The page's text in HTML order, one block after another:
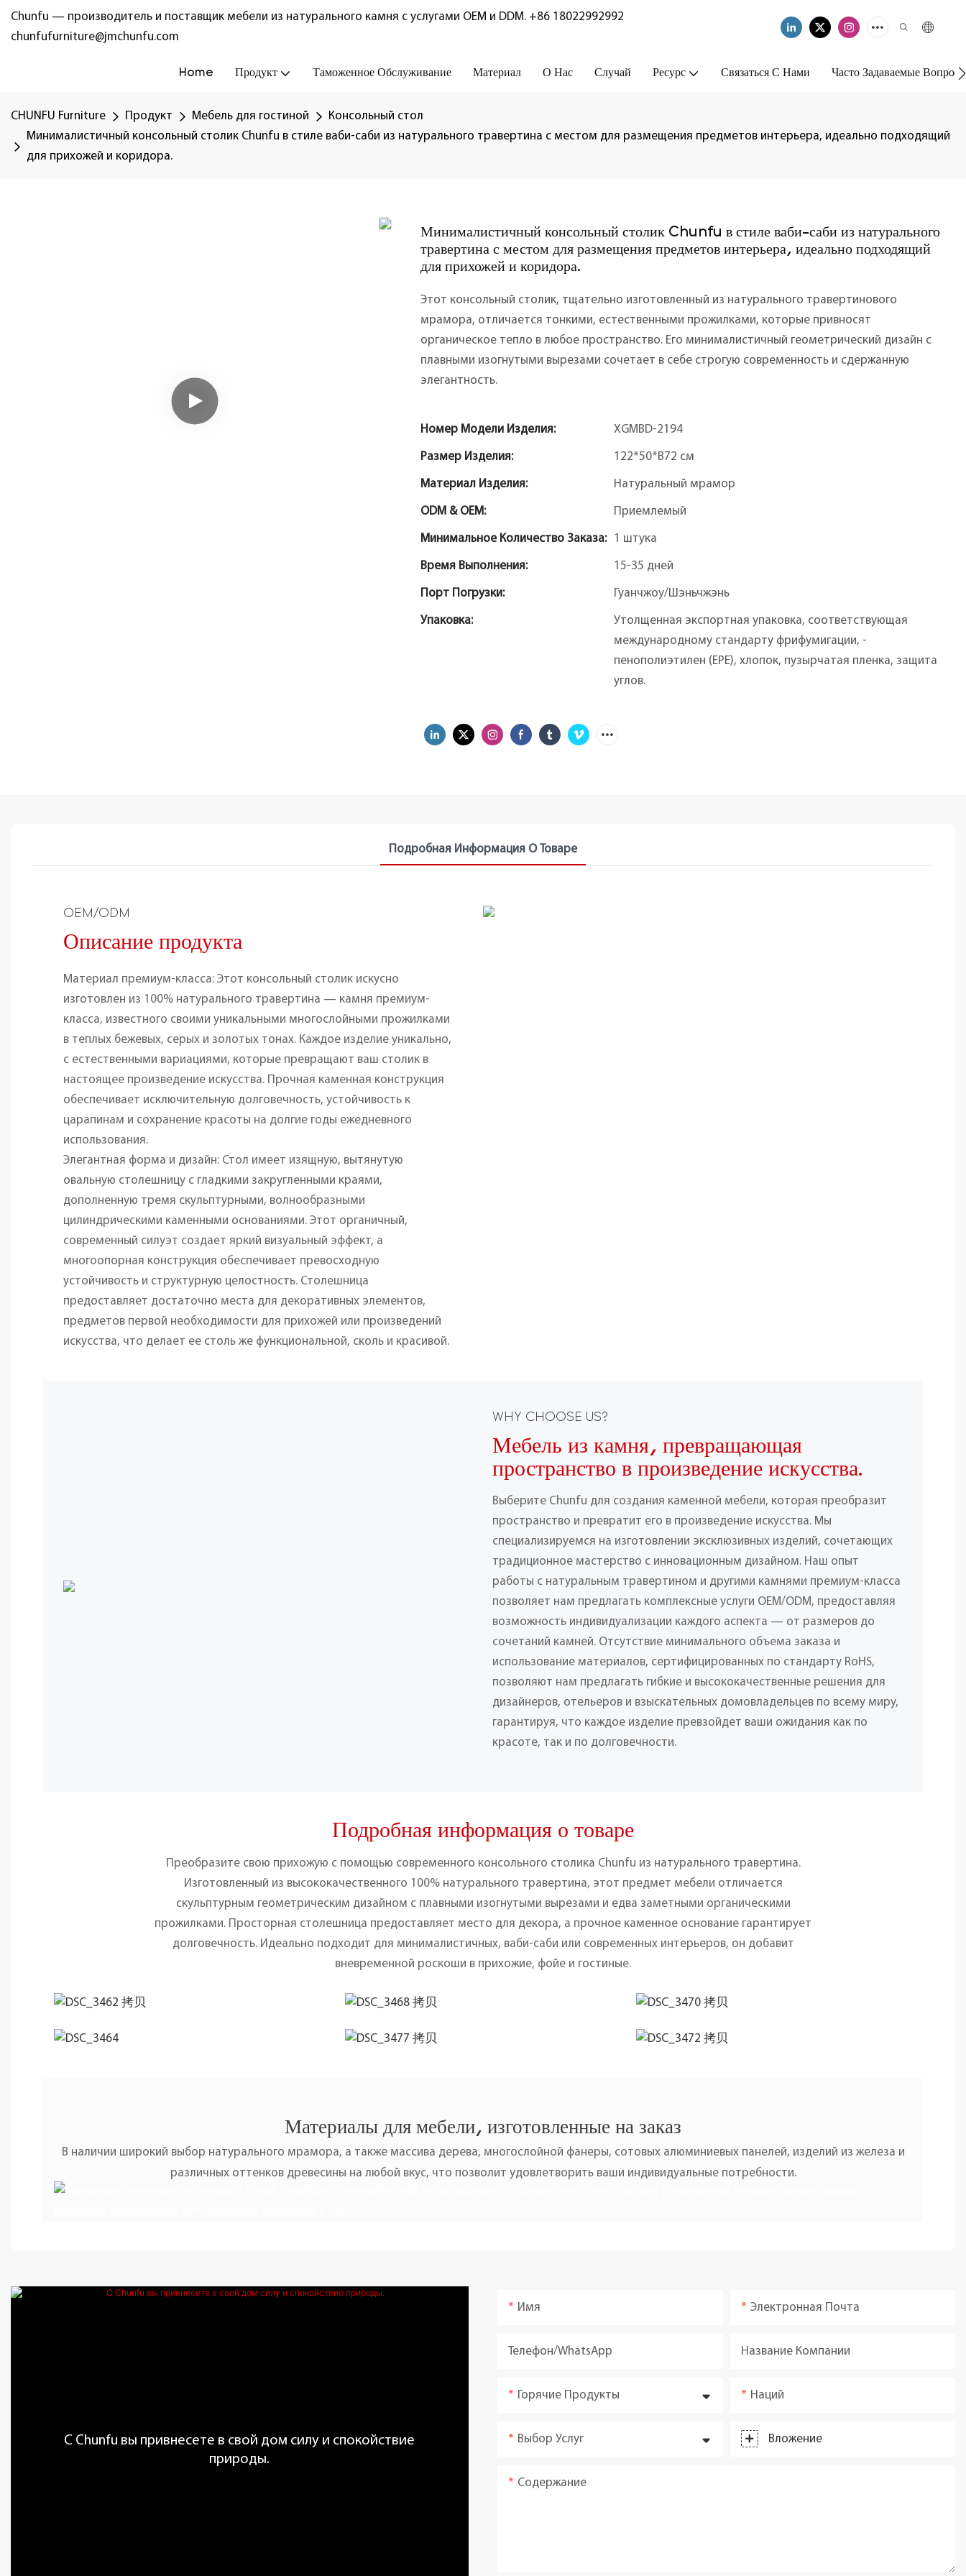
Chunfu — производитель и поставщик мебели из натурального камня с услугами OEM и DDM. +86 18022992992
chunfufurniture@jmchunfu.com
Home Продукт Таможенное Обслуживание Материал О Нас Случай Ресурс Связаться С Нами Часто Задаваемые
CHUNFU Furniture Продукт Мебель для гостиной
Консольный стол
Минималистичный консольный столик Chunfu в стиле ваби-саби из натурального травертина с местом для размещения предметов интерьера, идеально подходящий
для прихожей и коридора.
Минималистичный консольный столик Chunfu в стиле ваби-саби из натурального
травертина с местом для размещения предметов интерьера, идеально подходящий
для прихожей и коридора.
Этот консольный столик, тщательно изготовленный из натурального травертинового
мрамора, отличается тонкими, естественными прожилками, которые привносят
органическое тепло в любое пространство. Его минималистичный геометрический дизайн с
плавными изогнутыми вырезами сочетает в себе строгую современность и сдержанную
элегантность.
Номер Модели Изделия: XGMBD-2194
Размер Изделия: 122*50*В72 см
Материал Изделия: Натуральный мрамор
ODM & OEM: Приемлемый
Минимальное Количество Заказа: 1 штука
Время Выполнения: 15-35 дней
Порт Погрузки: Гуанчжоу/Шэньчжэнь
Упаковка:
Утолщенная экспортная упаковка, соответствующая
международному стандарту фрифумигации, -
пенополиэтилен (EPE), хлопок, пузырчатая пленка, защита
углов.
Подробная Информация О Товаре
OEM/ODM
Описание продукта
Материал премиум-класса: Этот консольный столик искусно
изготовлен из 100% натурального травертина — камня премиум-
класса, известного своими уникальными многослойными прожилками
в теплых бежевых, серых и золотых тонах. Каждое изделие уникально,
с естественными вариациями, которые превращают ваш столик в
настоящее произведение искусства. Прочная каменная конструкция
обеспечивает исключительную долговечность, устойчивость к
царапинам и сохранение красоты на долгие годы ежедневного
использования.
Элегантная форма и дизайн: Стол имеет изящную, вытянутую
овальную столешницу с гладкими закругленными краями,
дополненную тремя скульптурными, волнообразными
цилиндрическими каменными основаниями. Этот органичный,
современный силуэт создает яркий визуальный эффект, а
многоопорная конструкция обеспечивает превосходную
устойчивость и структурную целостность. Столешница
предоставляет достаточно места для декоративных элементов,
предметов первой необходимости для прихожей или произведений
искусства, что делает ее столь же функциональной, сколь и красивой.
WHY CHOOSE US?
Мебель из камня, превращающая
пространство в произведение искусства.
Выберите Chunfu для создания каменной мебели, которая преобразит
пространство и превратит его в произведение искусства. Мы
специализируемся на изготовлении эксклюзивных изделий, сочетающих
традиционное мастерство с инновационным дизайном. Наш опыт
работы с натуральным травертином и другими камнями премиум-класса
позволяет нам предлагать комплексные услуги OEM/ODM, предоставляя
возможность индивидуализации каждого аспекта — от размеров до
сочетаний камней. Отсутствие минимального объема заказа и
использование материалов, сертифицированных по стандарту RoHS,
позволяют нам предлагать гибкие и высококачественные решения для
дизайнеров, отельеров и взыскательных домовладельцев по всему миру,
гарантируя, что каждое изделие превзойдет ваши ожидания как по
красоте, так и по долговечности.
Подробная информация о товаре
Преобразите свою прихожую с помощью современного консольного столика Chunfu из натурального травертина.
Изготовленный из высококачественного 100% натурального травертина, этот предмет мебели отличается
скульптурным геометрическим дизайном с плавными изогнутыми вырезами и едва заметными органическими
прожилками. Просторная столешница предоставляет место для декора, а прочное каменное основание гарантирует
долговечность. Идеально подходит для минималистичных, ваби-саби или современных интерьеров, он добавит
вневременной роскоши в прихожие, фойе и гостиные.
Материалы для мебели, изготовленные на заказ
В наличии широкий выбор натурального мрамора, а также массива дерева, многослойной фанеры, сотовых алюминиевых панелей, изделий из железа и
различных оттенков древесины на любой вкус, что позволит удовлетворить ваши индивидуальные потребности.
С Chunfu вы привнесете в свой дом силу и спокойствие
природы.
Имя Электронная Почта
Телефон/WhatsApp Название Компании
Горячие Продукты Наций
Выбор Услуг Вложение
Содержание